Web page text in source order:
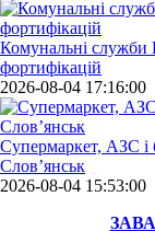
Комунальні служби
фортифікацій
2026-08-04 17:16:00
Супермаркет, АЗС і
Слов’янськ
2026-08-04 15:53:00